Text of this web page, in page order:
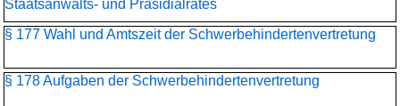
Staatsanwalts- und Präsidialrates
§ 177 Wahl und Amtszeit der Schwerbehindertenvertretung
§ 178 Aufgaben der Schwerbehindertenvertretung